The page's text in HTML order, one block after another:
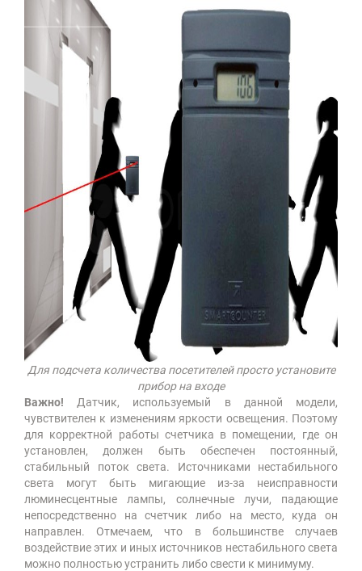
Для подсчета количества посетителей просто установите
прибор на входе
Важно! Датчик, используемый в данной модели,
чувствителен к изменениям яркости освещения. Поэтому
для корректной работы счетчика в помещении, где он
установлен, должен быть обеспечен постоянный,
стабильный поток света. Источниками нестабильного
света могут быть мигающие из-за неисправности
люминесцентные лампы, солнечные лучи, падающие
непосредственно на счетчик либо на место, куда он
направлен. Отмечаем, что в большинстве случаев
воздействие этих и иных источников нестабильного света
можно полностью устранить либо свести к минимуму.